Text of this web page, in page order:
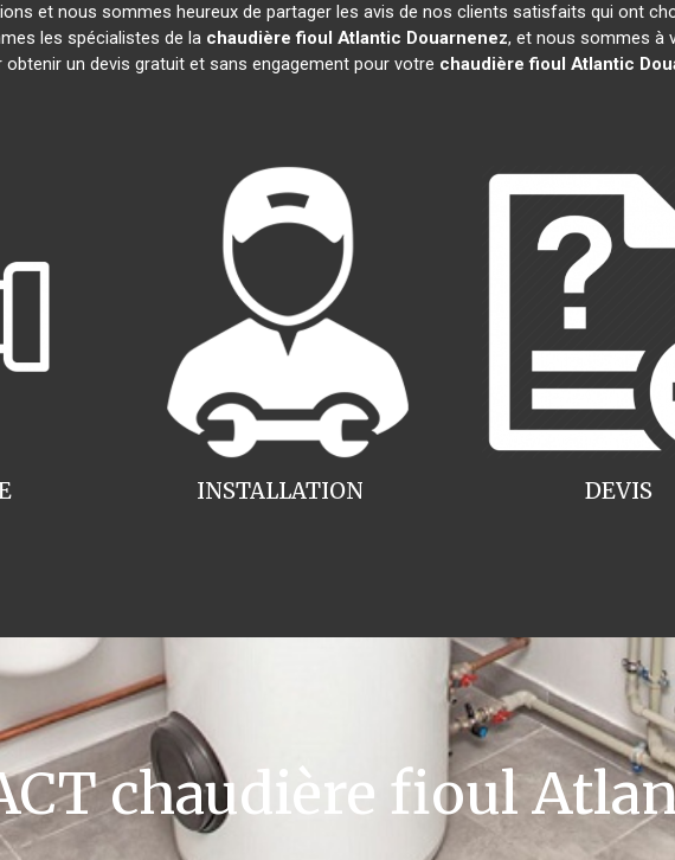
et nous sommes heureux de partager les avis de nos clients satisfaits qui ont
les spécialistes de la chaudière fioul Atlantic Douarnenez, et nous sommes à
un devis gratuit et sans engagement pour votre chaudière fioul Atlantic
INSTALLATION DEVIS
chaudière fioul